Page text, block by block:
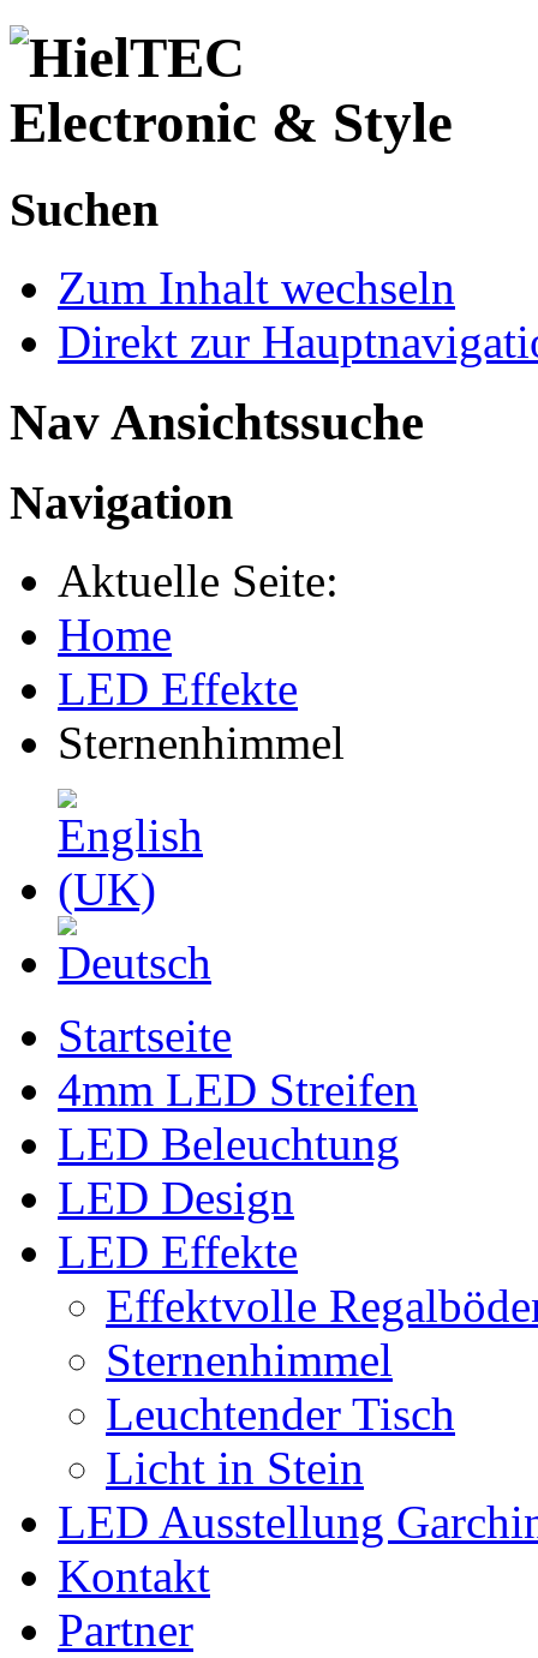
Suchen
Zum Inhalt wechseln
Direkt zur
Nav Ansichtssuche
Navigation
Aktuelle Seite:
Home
LED Effekte
Sternenhimmel
Startseite
4mm LED Streifen
LED Beleuchtung
LED Design
LED Effekte
Effektvolle
Sternenhimmel
Leuchtender Tisch
Licht in Stein
LED Ausstellung
Kontakt
Partner